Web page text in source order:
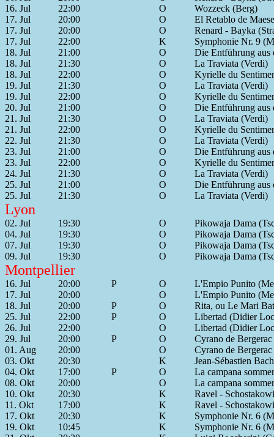
16. Jul
22:00 O
Wozzeck (Berg)
17. Jul
20:00 O
El Retablo de
17. Jul
20:00 O
Renard - Bayka
17. Jul
22:00 K
Symphonie Nr. 9
18. Jul
21:00 O
Die Entführung aus
18. Jul
21:30 O
La Traviata (Verdi)
18. Jul
22:00 O
Kyrielle du
19. Jul
21:30 O
La Traviata (Verdi)
19. Jul
22:00 O
Kyrielle du
20. Jul
21:00 O
Die Entführung aus
21. Jul
21:30 O
La Traviata (Verdi)
21. Jul
22:00 O
Kyrielle du
22. Jul
21:30 O
La Traviata (Verdi)
23. Jul
21:00 O
Die Entführung aus
23. Jul
22:00 O
Kyrielle du
24. Jul
21:30 O
La Traviata (Verdi)
25. Jul
21:00 O
Die Entführung aus
25. Jul
21:30 O La Traviata (Verdi)
Lyon
02. Jul 19:30 O
Pikowaja Dama
04. Jul
19:30 O
Pikowaja Dama
07. Jul
19:30 O
Pikowaja Dama
09. Jul
19:30 O Pikowaja Dama
Montpellier
16. Jul 20:00 P O
L'Empio Punito
17. Jul
20:00 O
L'Empio Punito
18. Jul
20:00 P O
Rita, ou Le Mari
25. Jul
22:00 P O
Libertad (Didier
26. Jul
22:00 O
Libertad (Didier
29. Jul
20:00 P O
Cyrano de
01. Aug
20:00 O
Cyrano de
03. Okt
20:30 K
Jean-Sébastien
04. Okt
17:00 P O
La campana
08. Okt
20:00 O
La campana
10. Okt
20:30 K
Ravel -
11. Okt
17:00 K
Ravel -
17. Okt
20:30 K
Symphonie Nr. 6
19. Okt
10:45 K
Symphonie Nr. 6